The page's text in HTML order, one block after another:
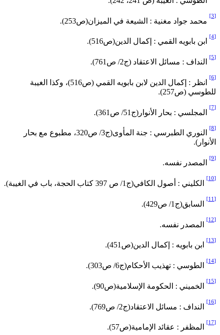
محمد جواد مغنية : الشيعة في الميزان(ص253).
ابن بابويه القمي : إكمال الدين(ص516).
النداف : مسائل الاعتقاد (ج2/ ص761).
انظر : إكمال الدين لابن بابويه القمي (ص516)، وكذا الغيبة
(ص257).
المجلسي : بحار الأنوار(ج51/ ص361).
النوري الطبرسي : جنة المأوى(ج3/ ص320، مطبوع مع بحار
المصدر نفسه.
الكليني : أصول الكافي(ج1/ ص 397 كتاب الحجة، باب في الغيبة).
السابق(ج1/ ص429).
المصدر نفسه.
ابن بابويه : إكمال الدين(ص451).
الطوسي : تهذيب الأحكام(ج6/ ص303).
الخميني : الحكومة الإسلامية(ص90).
النداف : مسائل الاعتقاد(ج2/ ص769).
المظفر : عقائد الإمامية(ص57).